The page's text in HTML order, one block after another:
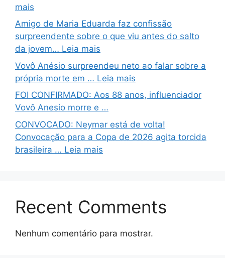
mais
Amigo de Maria Eduarda faz confissão
surpreendente sobre o que viu antes do salto
da jovem… Leia mais
Vovô Anésio surpreendeu neto ao falar sobre a
própria morte em … Leia mais
FOI CONFIRMADO: Aos 88 anos, influenciador
Vovô Anesio morre e …
CONVOCADO: Neymar está de volta!
Convocação para a Copa de 2026 agita torcida
brasileira … Leia mais
Recent Comments
Nenhum comentário para mostrar.